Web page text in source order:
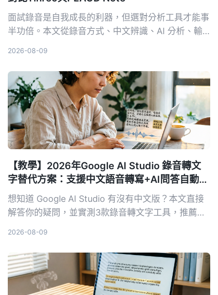
面試錄音是自我成長的利器，但選對分析工具才能事
半功倍。本文從錄音方式、中文辨識、AI 分析、輸
面試回顧的 AI 工具。
2026-08-09
【教學】2026年Google AI Studio 錄音轉文
字替代方案：支援中文語音轉寫+AI問答自動摘
要
想知道 Google AI Studio 有沒有中文版？本文直接
解答你的疑問，並實測3款錄音轉文字工具，推薦
2026-08-09